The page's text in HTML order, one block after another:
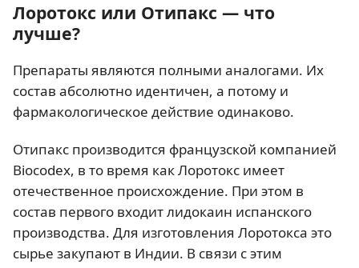
Лоротокс или Отипакс — что
лучше?
Препараты являются полными аналогами. Их
состав абсолютно идентичен, а потому и
фармакологическое действие одинаково.
Отипакс производится французской компанией
Biocodex, в то время как Лоротокс имеет
отечественное происхождение. При этом в
состав первого входит лидокаин испанского
производства. Для изготовления Лоротокса это
сырье закупают в Индии. В связи с этим